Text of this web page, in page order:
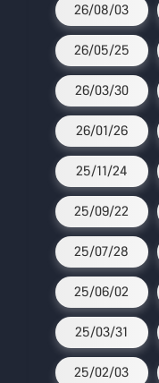
26/08/03
26/05/25
26/03/30
26/01/26
25/11/24
25/09/22
25/07/28
25/06/02
25/03/31
25/02/03